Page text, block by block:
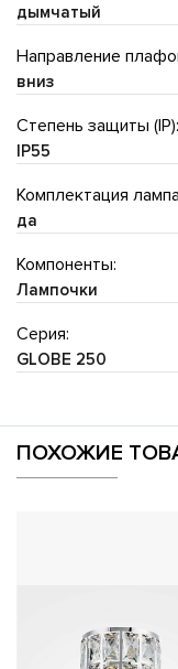
дымчатый
Направление
вниз
Степень защиты (IP):
IP55
Комплектация
да
Компоненты:
Лампочки
Серия:
GLOBE 250
ПОХОЖИЕ